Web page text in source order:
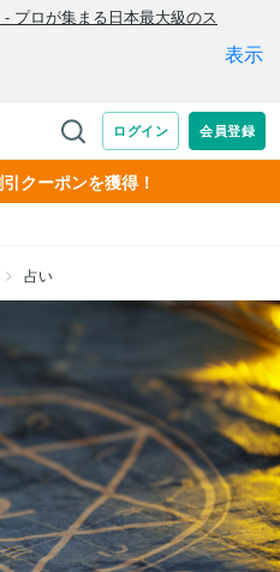
クーポンを獲得！
占い